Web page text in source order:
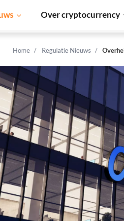
Over cryptocurrency
Home Regulatie Nieuws